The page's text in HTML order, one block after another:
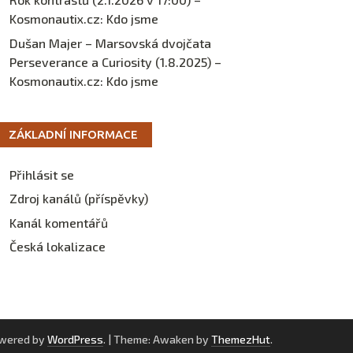
Kosmonautix.cz: Kdo jsme
Dušan Majer – Marsovská dvojčata
Perseverance a Curiosity (1.8.2025) –
Kosmonautix.cz: Kdo jsme
ZÁKLADNÍ INFORMACE
Přihlásit se
Zdroj kanálů (příspěvky)
Kanál komentářů
Česká lokalizace
by WordPress. | Theme: Awaken by ThemezHut.